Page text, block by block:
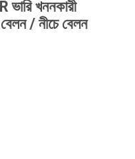
খননকারী
/ নীচে বেলন